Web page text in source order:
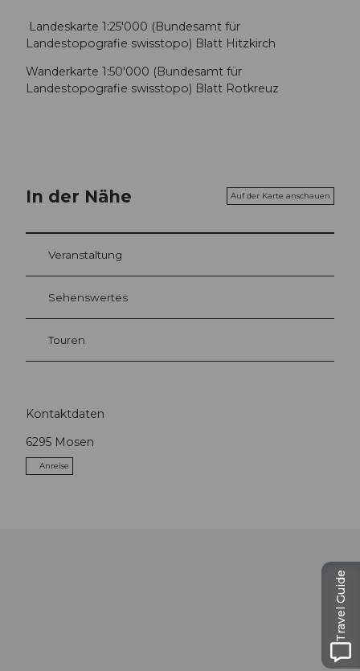
Landeskarte 1:25'000 (Bundesamt für
Landestopografie swisstopo) Blatt Hitzkirch
Wanderkarte 1:50'000 (Bundesamt für
Landestopografie swisstopo) Blatt Rotkreuz
In der Nähe Auf der Karte anschauen
Veranstaltung
Sehenswertes
Touren
Kontaktdaten
6295 Mosen
Anreise
Travel Guide